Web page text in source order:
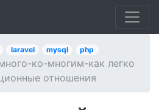
laravel mysql php
ко-многим-как легко
отношения